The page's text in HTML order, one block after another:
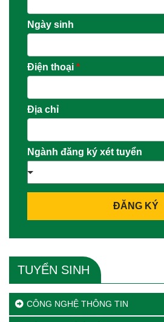
Ngày sinh
Điện thoại *
Địa chỉ
Ngành đăng ký xét tuyển
ĐĂNG KÝ
TUYỂN SINH
CÔNG NGHỆ THÔNG TIN